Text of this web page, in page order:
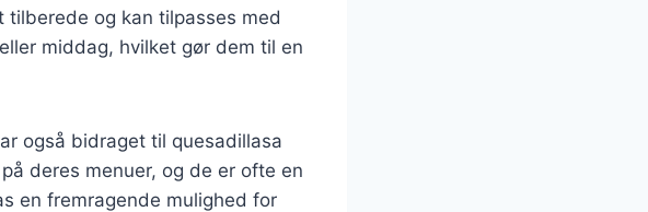
og kan tilpasses med
middag, hvilket gør dem til en
også bidraget til quesadillasa
deres menuer, og de er ofte en
en fremragende mulighed for